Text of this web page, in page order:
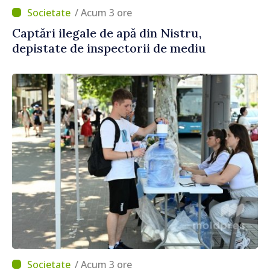
/ Acum 3 ore
Captări ilegale de apă din Nistru,
depistate de inspectorii de mediu
/ Acum 3 ore